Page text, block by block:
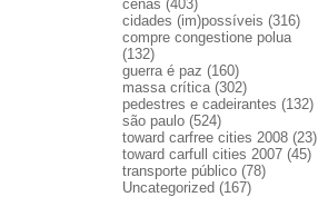
cenas (403)
cidades (im)possíveis (316)
compre congestione polua
(132)
guerra é paz (160)
massa crítica(302)
pedestres e cadeirantes (132)
são paulo (524)
toward carfree cities 2008 (23)
toward carfull cities 2007 (45)
transporte público (78)
Uncategorized (167)